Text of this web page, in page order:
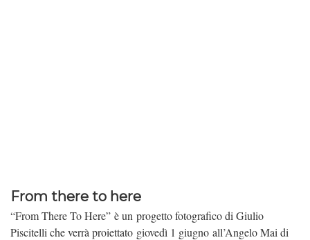
From there to here
“From There To Here” è un progetto fotografico di Giulio
Piscitelli che verrà proiettato giovedì 1 giugno all’Angelo Mai di